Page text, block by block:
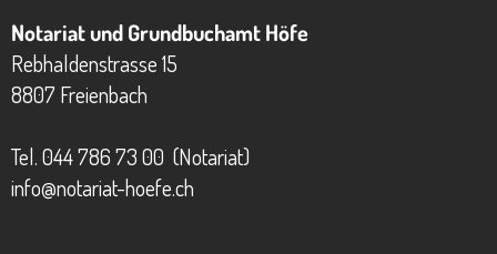
Notariat und Grundbuchamt Höfe
Rebhaldenstrasse 15
8807 Freienbach
Tel.044 786 73 00 (Notariat)
info@notariat-hoefe.ch